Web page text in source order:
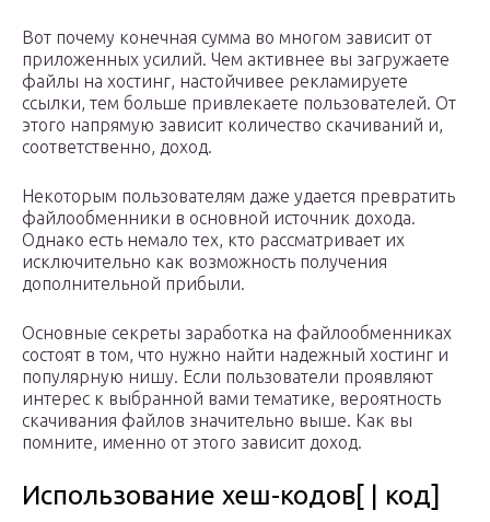
Вот почему конечная сумма во многом зависит от
приложенных усилий. Чем активнее вы загружаете
файлы на хостинг, настойчивее рекламируете
ссылки, тем больше привлекаете пользователей. От
этого напрямую зависит количество скачиваний и,
соответственно, доход.
Некоторым пользователям даже удается превратить
файлообменники в основной источник дохода.
Однако есть немало тех, кто рассматривает их
исключительно как возможность получения
дополнительной прибыли.
Основные секреты заработка на файлообменниках
состоят в том, что нужно найти надежный хостинг и
популярную нишу. Если пользователи проявляют
интерес к выбранной вами тематике, вероятность
скачивания файлов значительно выше. Как вы
помните, именно от этого зависит доход.
Использование хеш-кодов[ | код]